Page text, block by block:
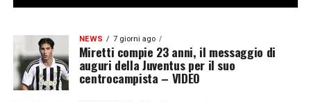
NEWS 7 giorni ago
Miretti compie 23 anni, il messaggio di
auguri della Juventus per il suo
centrocampista – VIDEO